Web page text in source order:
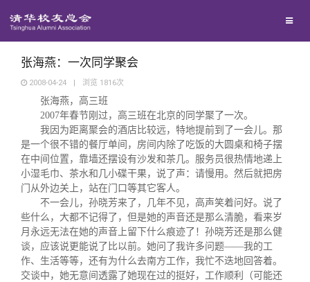
西南联大校友会
义工计划
新媒体平台
青春风采
校友讲坛
校友视界
校友服务
终身学习
校友总会
张海燕：一次同学聚会
2008-04-24 | 浏览 1816次
张海燕，高三班
2007年春节刚过，高三班在北京的同学聚了一次。
我因为距离聚会的酒店比较远，特地提前到了一会儿。那
是一个很不错的餐厅单间，房间内除了吃饭的大圆桌和椅子摆
在中间位置，靠墙还摆设有沙发和茶几。服务员很热情地递上
小湿毛巾、茶水和几小碟干果，说了声：请慢用。然后就把房
门从外边关上，站在门口等其它客人。
不一会儿，孙晓芳来了，几年不见，高声笑着问好。说了
些什么，大都不记得了，但是她的声音还是那么清脆，看来岁
月永远无法在她的声音上留下什么痕迹了！孙晓芳还是那么健
谈，应该说更能说了比以前。她问了我许多问题――我的工
作、生活等等，还有为什么去南方工作，我忙不迭地回答着。
交谈中，她无意间透露了她现在过的挺好，工作顺利（可能还